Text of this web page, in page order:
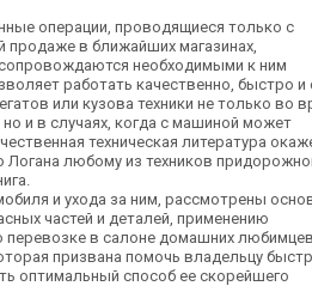
операции, проводящиеся только с
в ближайших магазинах,
необходимыми к ним
работать качественно, быстро и
или кузова техники не только во
и в случаях, когда с машиной может
техническая литература
любому из техников
и ухода за ним, рассмотрены
частей и деталей, применению
перевозке в салоне домашних
призвана помочь владельцу
оптимальный способ ее скорейшего